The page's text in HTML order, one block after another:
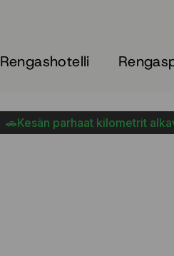
Rengashotelli
🚗Kesän parhaat kilometrit